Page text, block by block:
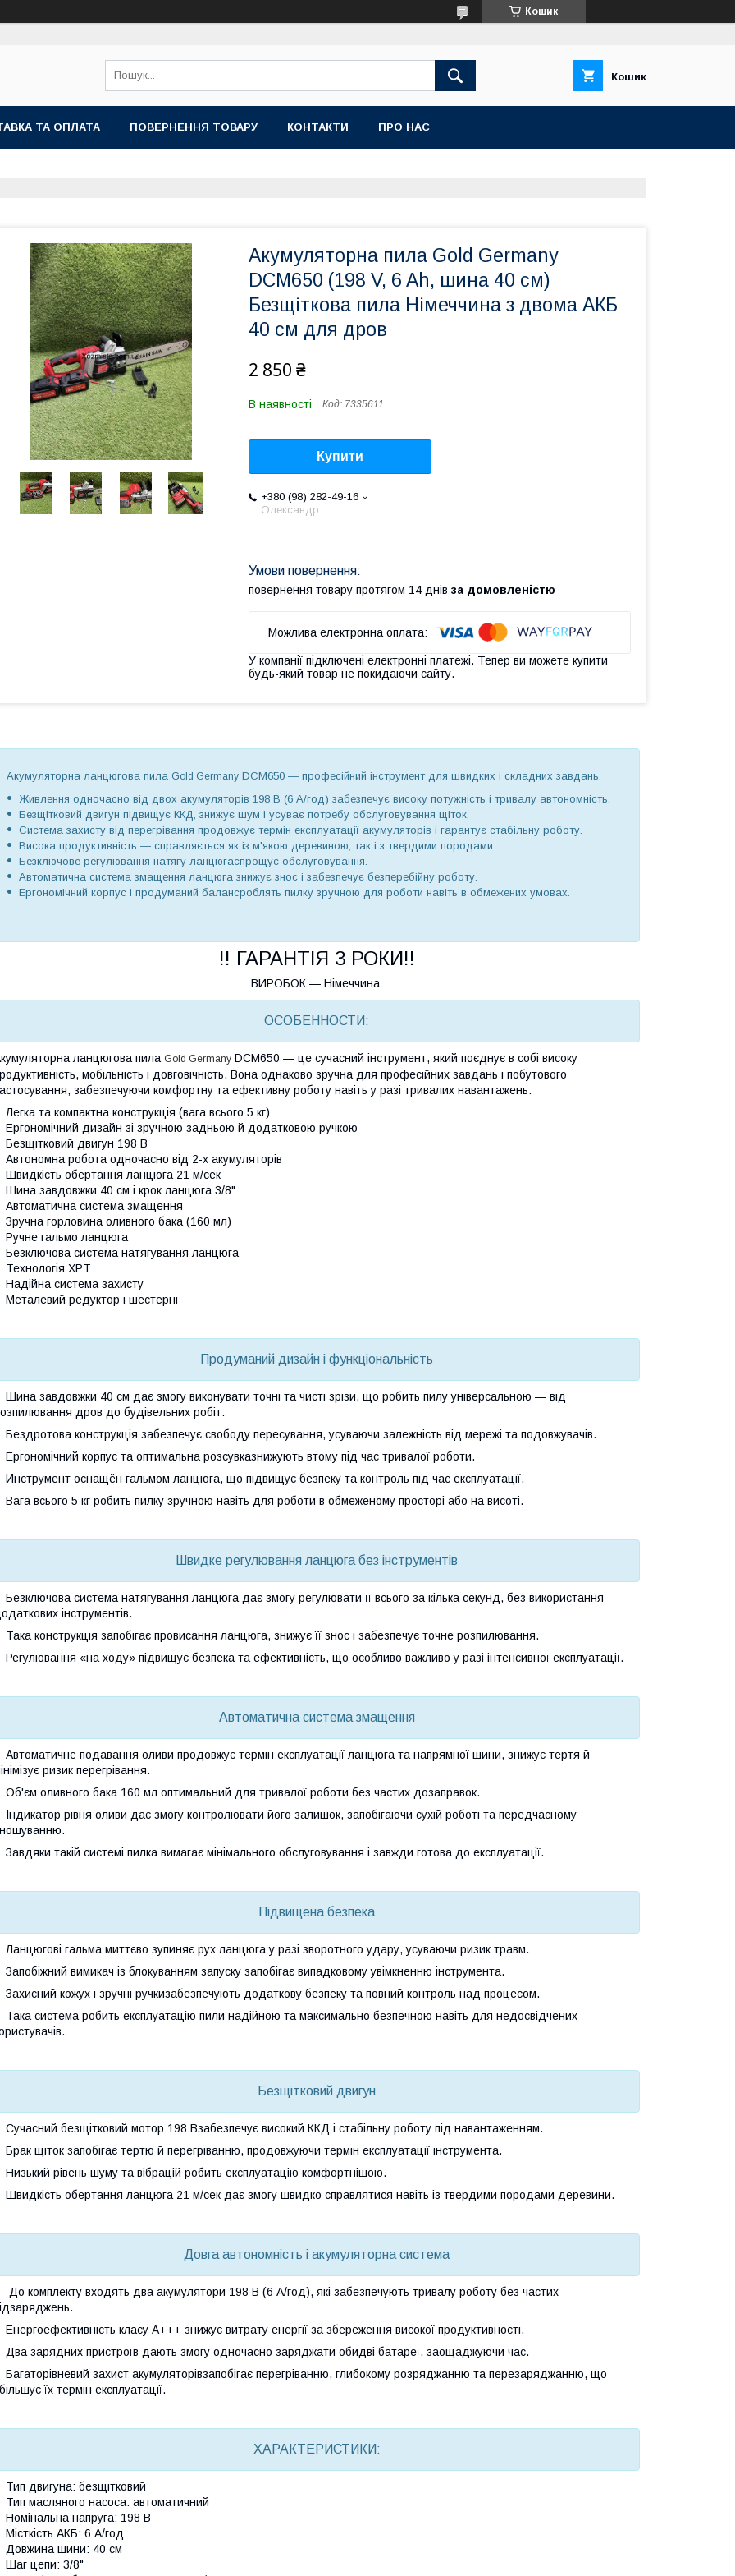
Кошик
Кошик
ТА ОПЛАТА ПОВЕРНЕННЯ ТОВАРУ КОНТАКТИ ПРО НАС
Акумуляторна пила Gold Germany
DCM650 (198 V, 6 Ah, шина 40 см)
Безщіткова пила Німеччина з двома АКБ
40 см для дров
2 850 ₴
В наявності Код: 7335611
Купити
+380 (98) 282-49-16
Олександр
повернення товару протягом 14 днів за домовленістю
У компанії підключені електронні платежі. Тепер ви можете купити
будь-який товар не покидаючи сайту.
Акумуляторна ланцюгова пила Gold Germany DCM650 — професійний інструмент для швидких і складних завдань.
Живлення одночасно від двох акумуляторів 198 В (6 А/год) забезпечує високу потужність і тривалу автономність.
Безщітковий двигун підвищує ККД, знижує шум і усуває потребу обслуговування щіток.
Система захисту від перегрівання продовжує термін експлуатації акумуляторів і гарантує стабільну роботу.
Висока продуктивність — справляється як із м'якою деревиною, так і з твердими породами.
Безключове регулювання натягу ланцюгаспрощує обслуговування.
Автоматична система змащення ланцюга знижує знос і забезпечує безперебійну роботу.
Ергономічний корпус і продуманий балансроблять пилку зручною для роботи навіть в обмежених умовах.
!! ГАРАНТІЯ 3 РОКИ!!
ВИРОБОК — Німеччина
ОСОБЕННОСТИ:
ланцюгова пила Gold Germany DCM650 — це сучасний інструмент, який поєднує в собі високу
мобільність і довговічність. Вона однаково зручна для професійних завдань і побутового
забезпечуючи комфортну та ефективну роботу навіть у разі тривалих навантажень.
Легка та компактна конструкція (вага всього 5 кг)
Ергономічний дизайн зі зручною задньою й додатковою ручкою
Безщітковий двигун 198 В
Автономна робота одночасно від 2-х акумуляторів
Швидкість обертання ланцюга 21 м/сек
Шина завдовжки 40 см і крок ланцюга 3/8"
Автоматична система змащення
Зручна горловина оливного бака (160 мл)
Ручне гальмо ланцюга
Безключова система натягування ланцюга
Технологія XPT
Надійна система захисту
Металевий редуктор і шестерні
Продуманий дизайн і функціональність
Шина завдовжки 40 см дає змогу виконувати точні та чисті зрізи, що робить пилу універсальною — від
дров до будівельних робіт.
Бездротова конструкція забезпечує свободу пересування, усуваючи залежність від мережі та подовжувачів.
Ергономічний корпус та оптимальна розсувказнижують втому під час тривалої роботи.
Инструмент оснащён гальмом ланцюга, що підвищує безпеку та контроль під час експлуатації.
Вага всього 5 кг робить пилку зручною навіть для роботи в обмеженому просторі або на висоті.
Швидке регулювання ланцюга без інструментів
Безключова система натягування ланцюга дає змогу регулювати її всього за кілька секунд, без використання
інструментів.
Така конструкція запобігає провисання ланцюга, знижує її знос і забезпечує точне розпилювання.
Регулювання «на ходу» підвищує безпека та ефективність, що особливо важливо у разі інтенсивної експлуатації.
Автоматична система змащення
Автоматичне подавання оливи продовжує термін експлуатації ланцюга та напрямної шини, знижує тертя й
ризик перегрівання.
Об'єм оливного бака 160 мл оптимальний для тривалої роботи без частих дозаправок.
Індикатор рівня оливи дає змогу контролювати його залишок, запобігаючи сухій роботі та передчасному
Завдяки такій системі пилка вимагає мінімального обслуговування і завжди готова до експлуатації.
Підвищена безпека
Ланцюгові гальма миттєво зупиняє рух ланцюга у разі зворотного удару, усуваючи ризик травм.
Запобіжний вимикач із блокуванням запуску запобігає випадковому увімкненню інструмента.
Захисний кожух і зручні ручкизабезпечують додаткову безпеку та повний контроль над процесом.
Така система робить експлуатацію пили надійною та максимально безпечною навіть для недосвідчених
Безщітковий двигун
Сучасний безщітковий мотор 198 Взабезпечує високий ККД і стабільну роботу під навантаженням.
Брак щіток запобігає тертю й перегріванню, продовжуючи термін експлуатації інструмента.
Низький рівень шуму та вібрацій робить експлуатацію комфортнішою.
Швидкість обертання ланцюга 21 м/сек дає змогу швидко справлятися навіть із твердими породами деревини.
Довга автономність і акумуляторна система
До комплекту входять два акумулятори 198 В (6 А/год), які забезпечують тривалу роботу без частих
Енергоефективність класу A+++ знижує витрату енергії за збереження високої продуктивності.
Два зарядних пристроїв дають змогу одночасно заряджати обидві батареї, заощаджуючи час.
Багаторівневий захист акумуляторівзапобігає перегріванню, глибокому розряджанню та перезаряджанню, що
їх термін експлуатації.
ХАРАКТЕРИСТИКИ:
Тип двигуна: безщітковий
Тип масляного насоса: автоматичний
Номінальна напруга: 198 В
Місткість АКБ: 6 А/год
Довжина шини: 40 см
Шаг цепи: 3/8"